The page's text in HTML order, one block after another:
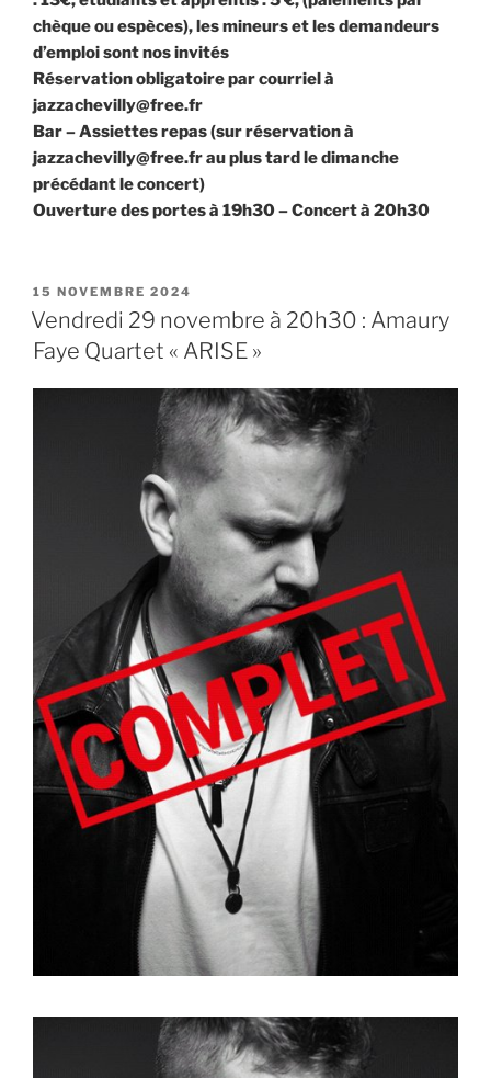
chèque ou espèces), les mineurs et les demandeurs
d’emploi sont nos invités
Réservation obligatoire par courriel à
jazzachevilly@free.fr
Bar – Assiettes repas (sur réservation à
jazzachevilly@free.fr au plus tard le dimanche
précédant le concert)
Ouverture des portes à 19h30 – Concert à 20h30
PUBLIÉ
LE
15 NOVEMBRE 2024
Vendredi 29 novembre à 20h30 : Amaury
Faye Quartet « ARISE »